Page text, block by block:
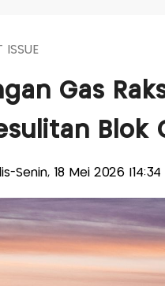
ISSUE
Gas
Blok
Senin, 18 Mei 2026 |14:34